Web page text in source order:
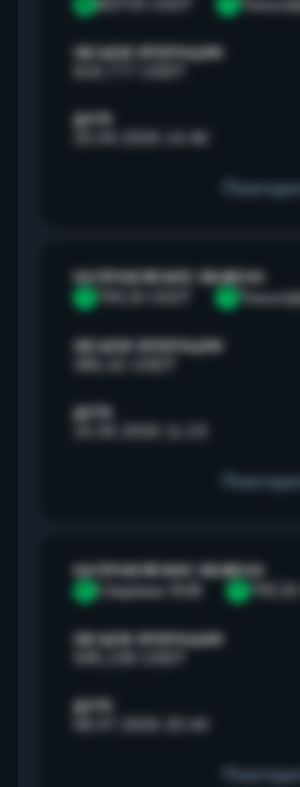
Т
ОБЪЕМ ОПЕРАЦИИ
ДАТА
20.04.2026 14:46
НАПРАВЛЕНИЕ ОБМЕНА
T
Т
ОБЪЕМ ОПЕРАЦИИ
ДАТА
НАПРАВЛЕНИЕ ОБМЕНА
Сбербанк RUB T
ОБЪЕМ ОПЕРАЦИИ
ДАТА
08.07.2026 20:44